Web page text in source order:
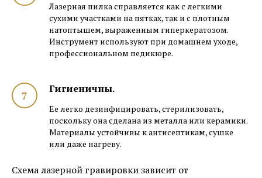
Лазерная пилка справляется как с легкими
сухими участками на пятках, так и с плотным
натоптышем, выраженным гиперкератозом.
Инструмент используют при домашнем уходе,
профессиональном педикюре.
Гигиеничны.
Ее легко дезинфицировать, стерилизовать,
поскольку она сделана из металла или керамики.
Материалы устойчивы к антисептикам, сушке
или даже нагреву.
Схема лазерной гравировки зависит от